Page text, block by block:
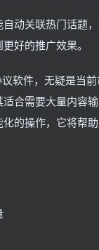
自动关联热门话题
好的推广效果。
软件，无疑是当
合需要大量内容
的操作，它将帮